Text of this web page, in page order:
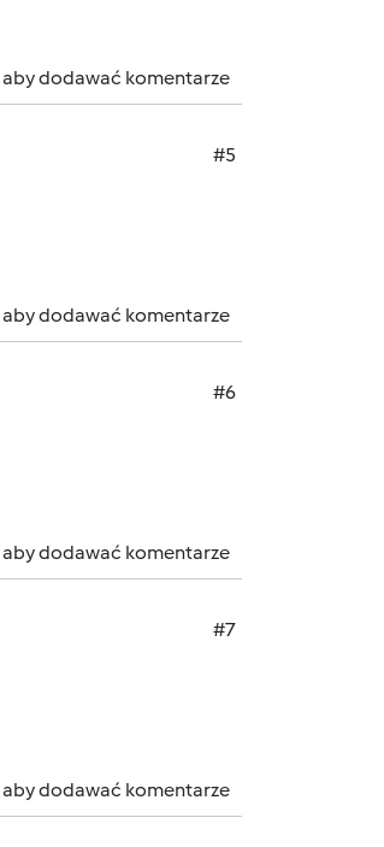
aby dodawać komentarze
#5
aby dodawać komentarze
#6
aby dodawać komentarze
#7
aby dodawać komentarze